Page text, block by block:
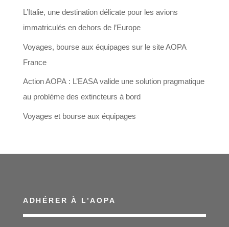
L’Italie, une destination délicate pour les avions
immatriculés en dehors de l’Europe
Voyages, bourse aux équipages sur le site AOPA
France
Action AOPA : L’EASA valide une solution pragmatique
au problème des extincteurs à bord
Voyages et bourse aux équipages
ADHÉRER À L’AOPA